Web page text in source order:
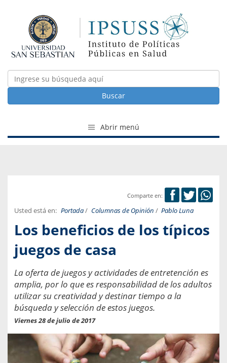
Buscar
Abrir menú
Comparte en:
Usted está en: Portada/ Columnas de Opinión / Pablo Luna
Los beneficios de los típicos
juegos de casa
La oferta de juegos y actividades de entretención es
amplia, por lo que es responsabilidad de los adultos
utilizar su creatividad y destinar tiempo a la
búsqueda y selección de estos juegos.
Viernes 28 de julio de 2017